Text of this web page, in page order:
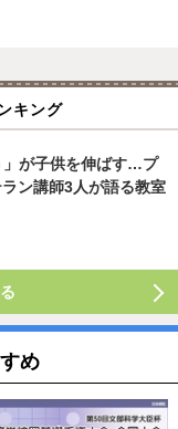
キング
」が子供を伸ばす…プ
ン講師3人が語る教室
め